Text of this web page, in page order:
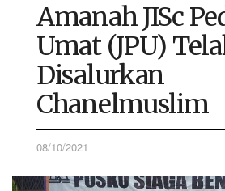
Amanah JISc
Umat (JPU)
Disalurkan
Chanelmuslim
08/10/2021